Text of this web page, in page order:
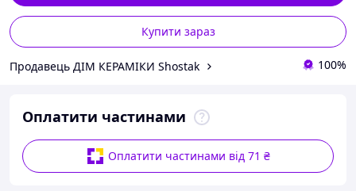
Купити зараз
Продавець ДІМ КЕРАМІКИ Shostak 100%
Оплатити частинами
Оплатити частинами від 71 ₴